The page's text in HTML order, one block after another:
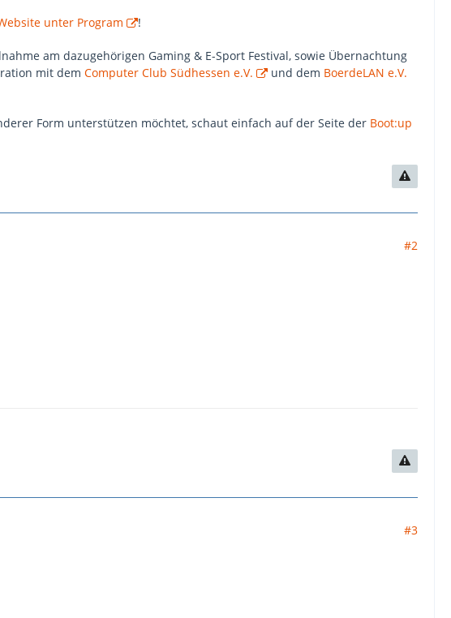
unter Program !
am dazugehörigen Gaming & E-Sport Festival, sowie Übernachtung
mit dem Computer Club Südhessen e.V. und dem BoerdeLAN e.V.
Form unterstützen möchtet, schaut einfach auf der Seite der Boot:up
#2
#3